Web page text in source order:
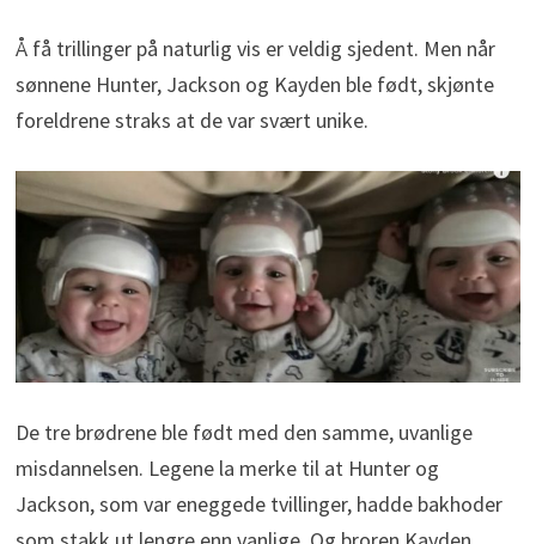
Å få trillinger på naturlig vis er veldig sjedent. Men når
sønnene Hunter, Jackson og Kayden ble født, skjønte
foreldrene straks at de var svært unike.
De tre brødrene ble født med den samme, uvanlige
misdannelsen. Legene la merke til at Hunter og
Jackson, som var eneggede tvillinger, hadde bakhoder